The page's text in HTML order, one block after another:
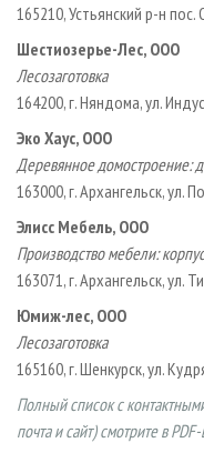
165210, Устьянский р-н
Шестиозерье-Лес, ООО
Лесозаготовка
164200, г. Няндома, ул.
Эко Хаус, ООО
Деревянное домостроение:
163000, г. Архангельск, ул.
Элисс Мебель, ООО
Производство мебели:
163071, г. Архангельск, ул.
Юмиж-лес, ООО
Лесозаготовка
165160, г. Шенкурск, ул.
Полный список с
почта и сайт) смотрите в